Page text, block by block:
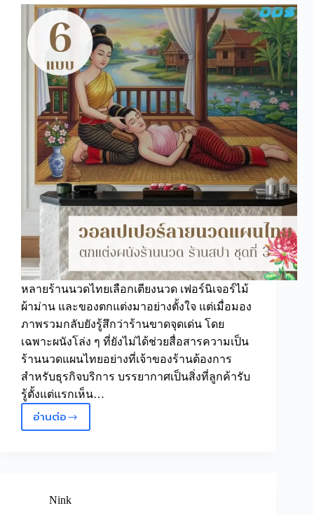
ภาพ
แต่ง
ร้าน
นวด
ไทย
สไตล์
ไทย
เปลี่ยน
ผนัง
ให้
เป็น
ภาพ
เล่า
เรื่อง
ของ
ร้าน
หลายร้านนวดไทยเลือกเตียงนวด เฟอร์นิเจอร์ไม้
ผ้าม่าน และของตกแต่งมาอย่างตั้งใจ แต่เมื่อมอง
ภาพรวมกลับยังรู้สึกว่าร้านขาดจุดเด่น โดย
เฉพาะผนังโล่ง ๆ ที่ยังไม่ได้ช่วยสื่อสารความเป็น
ร้านนวดแผนไทยอย่างที่เจ้าของร้านต้องการ
สำหรับธุรกิจบริการ บรรยากาศเป็นสิ่งที่ลูกค้ารับ
รู้ตั้งแต่แรกเห็น…
อ่านต่อวอลเปเปอร์
แผน
Nink